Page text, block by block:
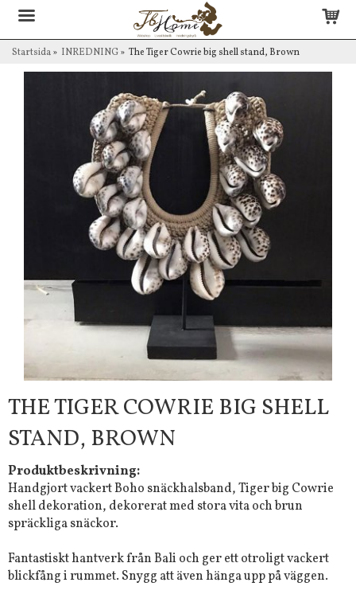
Startsida» INREDNING» The Tiger Cowrie big shell stand, Brown
THE TIGER COWRIE BIG SHELL
STAND, BROWN
Produktbeskrivning:
Handgjort vackert Boho snäckhalsband, Tiger big Cowrie
shell dekoration, dekorerat med stora vita och brun
spräckliga snäckor.
Fantastiskt hantverk från Bali och ger ett otroligt vackert
blickfång i rummet. Snygg att även hänga upp på väggen.